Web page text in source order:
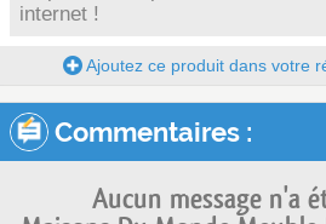
internet !
Ajoutez ce produit dans votre
Commentaires :
Aucun message n'a